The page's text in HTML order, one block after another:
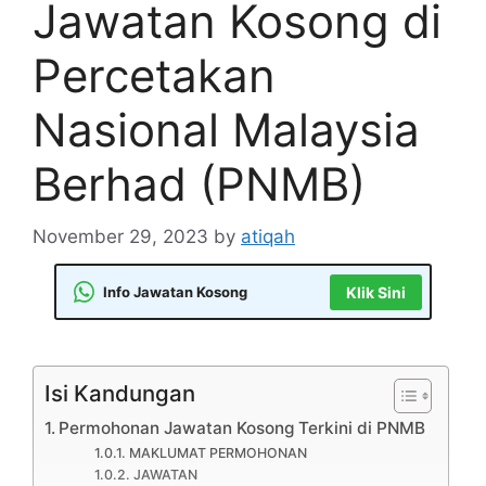
Jawatan Kosong di
Percetakan
Nasional Malaysia
Berhad (PNMB)
November 29, 2023 by atiqah
Info Jawatan Kosong Klik Sini
Isi Kandungan
Permohonan Jawatan Kosong Terkini di PNMB
MAKLUMAT PERMOHONAN
JAWATAN